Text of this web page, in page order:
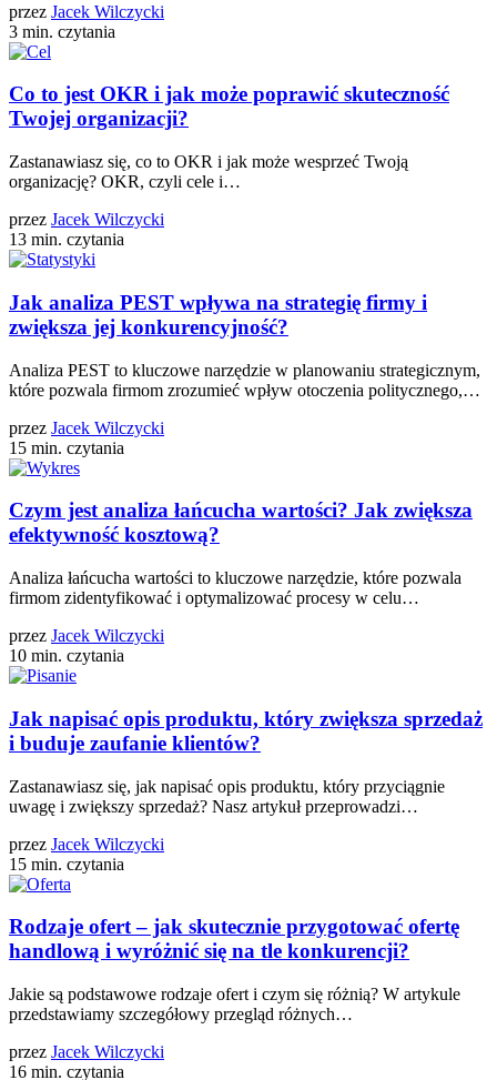
przez Jacek Wilczycki
3 min. czytania
Co to jest OKR i jak może poprawić skuteczność
Twojej organizacji?
Zastanawiasz się, co to OKR i jak może wesprzeć Twoją
organizację? OKR, czyli cele i…
przez Jacek Wilczycki
13 min. czytania
Jak analiza PEST wpływa na strategię firmy i
zwiększa jej konkurencyjność?
Analiza PEST to kluczowe narzędzie w planowaniu strategicznym,
które pozwala firmom zrozumieć wpływ otoczenia politycznego,…
przez Jacek Wilczycki
15 min. czytania
Czym jest analiza łańcucha wartości? Jak zwiększa
efektywność kosztową?
Analiza łańcucha wartości to kluczowe narzędzie, które pozwala
firmom zidentyfikować i optymalizować procesy w celu…
przez Jacek Wilczycki
10 min. czytania
Jak napisać opis produktu, który zwiększa sprzedaż
i buduje zaufanie klientów?
Zastanawiasz się, jak napisać opis produktu, który przyciągnie
uwagę i zwiększy sprzedaż? Nasz artykuł przeprowadzi…
przez Jacek Wilczycki
15 min. czytania
Rodzaje ofert – jak skutecznie przygotować ofertę
handlową i wyróżnić się na tle konkurencji?
Jakie są podstawowe rodzaje ofert i czym się różnią? W artykule
przedstawiamy szczegółowy przegląd różnych…
przez Jacek Wilczycki
16 min. czytania